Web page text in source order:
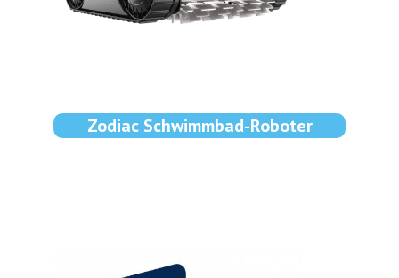
Zodiac Schwimmbad-Roboter